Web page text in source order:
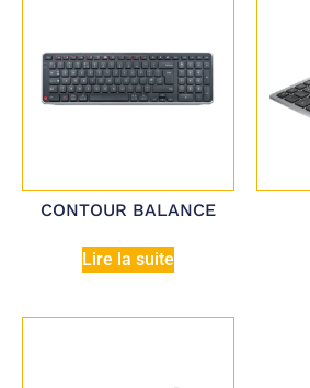
CONTOUR BALANCE
Lire la suite